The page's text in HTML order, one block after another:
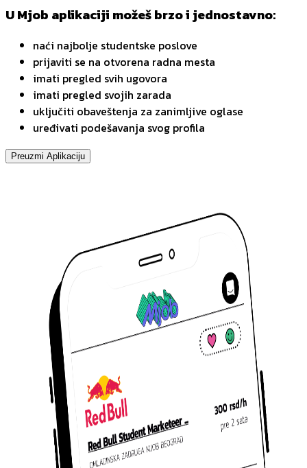
U Mjob aplikaciji možeš brzo i jednostavno:
naći najbolje studentske poslove
prijaviti se na otvorena radna mesta
imati pregled svih ugovora
imati pregled svojih zarada
uključiti obaveštenja za zanimljive oglase
uređivati podešavanja svog profila
Preuzmi Aplikaciju